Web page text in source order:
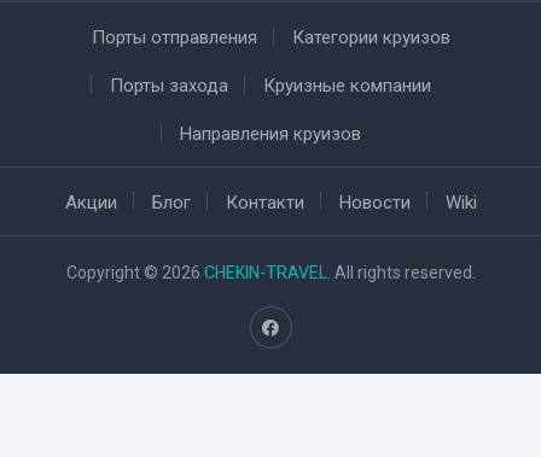
Порты отправления Категории круизов
Порты захода Круизные компании
Направления круизов
Акции Блог Контакти Новости Wiki
Copyright © 2026 CHEKIN-TRAVEL . All rights reserved.